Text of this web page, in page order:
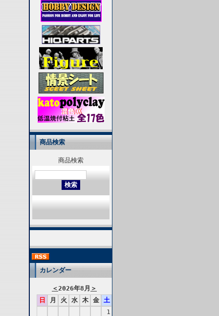
商品検索
商品検索
カレンダー
＜2026年8月 ＞
日
月 火 水 木 金
土
1